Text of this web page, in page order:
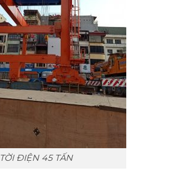
TỜI ĐIỆN 45 TẤN